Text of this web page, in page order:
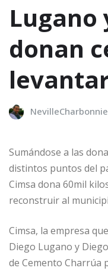
Lugano
donan
Sumándose a las
distintos puntos del
Cimsa dona 60mil
reconstruir al
Cimsa, la empresa
Diego Lugano y
de Cemento Charrúa